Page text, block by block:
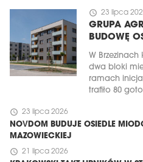
schedule 23 lipca
GRUPA
BUDOWĘ
W
dwa bloki
ramach
trafiło 80
schedule 23 lipca 2026
NOVDOM BUDUJE OSIEDLE
MAZOWIECKIEJ
schedule 21 lipca 2026